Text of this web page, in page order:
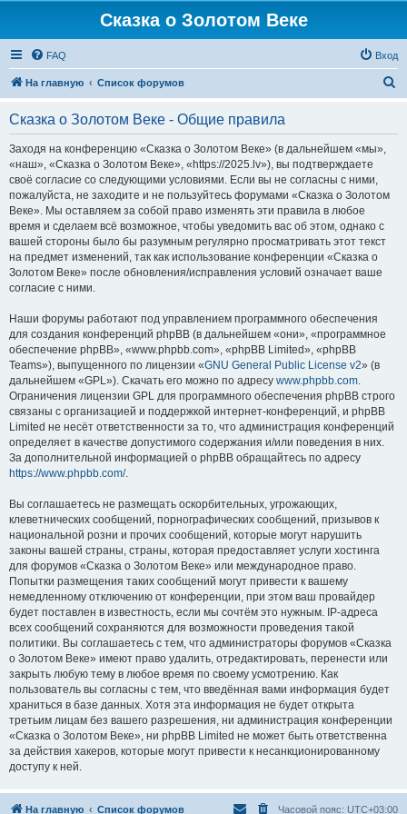
Сказка о Золотом Веке
FAQ Вход
На главную Список форумов
Сказка о Золотом Веке - Общие правила
Заходя на конференцию «Сказка о Золотом Веке» (в дальнейшем «мы»,
«наш», «Сказка о Золотом Веке», «https://2025.lv»), вы подтверждаете
своё согласие со следующими условиями. Если вы не согласны с ними,
пожалуйста, не заходите и не пользуйтесь форумами «Сказка о Золотом
Веке». Мы оставляем за собой право изменять эти правила в любое
время и сделаем всё возможное, чтобы уведомить вас об этом, однако с
вашей стороны было бы разумным регулярно просматривать этот текст
на предмет изменений, так как использование конференции «Сказка о
Золотом Веке» после обновления/исправления условий означает ваше
согласие с ними.
Наши форумы работают под управлением программного обеспечения
для создания конференций phpBB (в дальнейшем «они», «программное
обеспечение phpBB», «www.phpbb.com», «phpBB Limited», «phpBB
Teams»), выпущенного по лицензии «GNU General Public License v2» (в
дальнейшем «GPL»). Скачать его можно по адресу www.phpbb.com.
Ограничения лицензии GPL для программного обеспечения phpBB строго
связаны с организацией и поддержкой интернет-конференций, и phpBB
Limited не несёт ответственности за то, что администрация конференций
определяет в качестве допустимого содержания и/или поведения в них.
За дополнительной информацией о phpBB обращайтесь по адресу
https://www.phpbb.com/.
Вы соглашаетесь не размещать оскорбительных, угрожающих,
клеветнических сообщений, порнографических сообщений, призывов к
национальной розни и прочих сообщений, которые могут нарушить
законы вашей страны, страны, которая предоставляет услуги хостинга
для форумов «Сказка о Золотом Веке» или международное право.
Попытки размещения таких сообщений могут привести к вашему
немедленному отключению от конференции, при этом ваш провайдер
будет поставлен в известность, если мы сочтём это нужным. IP-адреса
всех сообщений сохраняются для возможности проведения такой
политики. Вы соглашаетесь с тем, что администраторы форумов «Сказка
о Золотом Веке» имеют право удалить, отредактировать, перенести или
закрыть любую тему в любое время по своему усмотрению. Как
пользователь вы согласны с тем, что введённая вами информация будет
храниться в базе данных. Хотя эта информация не будет открыта
третьим лицам без вашего разрешения, ни администрация конференции
«Сказка о Золотом Веке», ни phpBB Limited не может быть ответственна
за действия хакеров, которые могут привести к несанкционированному
доступу к ней.
На главную Список форумов Часовой пояс: UTC+03:00